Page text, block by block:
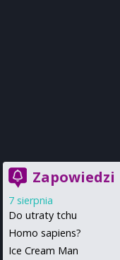
Zapowiedzi
7 sierpnia
Do utraty tchu
Homo sapiens?
Ice Cream Man